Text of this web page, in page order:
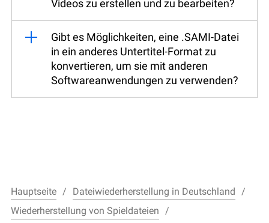
Videos zu erstellen und zu bearbeiten?
Gibt es Möglichkeiten, eine .SAMI-Datei
in ein anderes Untertitel-Format zu
konvertieren, um sie mit anderen
Softwareanwendungen zu verwenden?
Hauptseite
Dateiwiederherstellung in Deutschland
Wiederherstellung von Spieldateien